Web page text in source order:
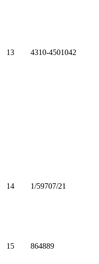
13 4310-4501042
14 1/59707/21
15 864889